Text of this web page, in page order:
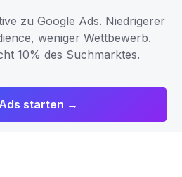
zu Google Ads. Niedrigerer
weniger Wettbewerb.
10% des Suchmarktes.
starten →